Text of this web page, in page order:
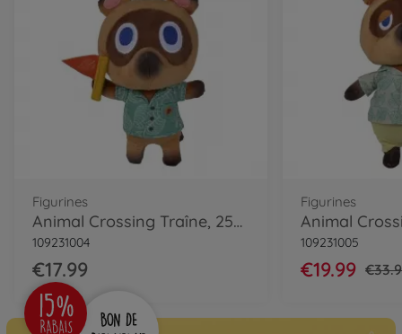
Figurines
Animal Crossing Traîne, 25cm
109231004
€17.99
Figurines
109231005
€19.99